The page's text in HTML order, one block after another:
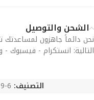
الشحن والتوصيل
نحن دائماً جاهزون
التالية: انستكرام - فيسبوك -
التصنيف: 6-9 اشهر